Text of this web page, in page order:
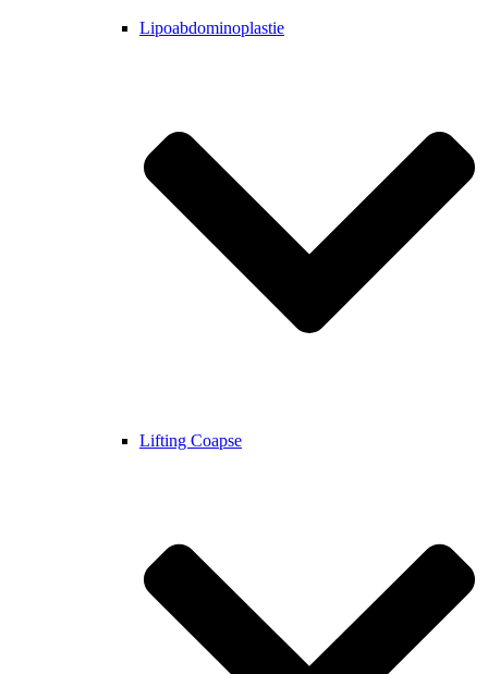
Lipoabdominoplastie
Lifting Coapse